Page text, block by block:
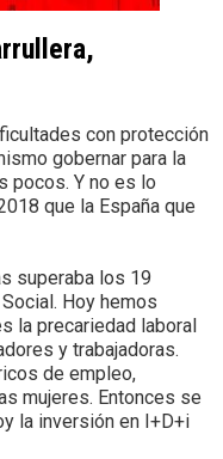
con protección
gobernar para la
pocos. Y no es lo
que la España que
superaba los 19
Hoy hemos
la precariedad laboral
y trabajadoras.
de empleo,
mujeres. Entonces se
la inversión en I+D+i